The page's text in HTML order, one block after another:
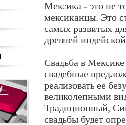
Мексика - это не
мексиканцы. Это
самых развитых
древней
Свадьба в
свадебные
реализовать ее
великолепными
Традиционный,
свадьбы будет